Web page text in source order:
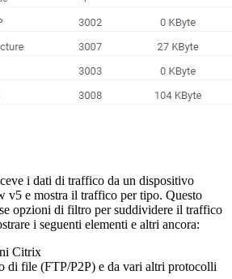
i dati di traffico da un dispositivo
v5 e mostra il traffico per tipo. Questo
opzioni di filtro per suddividere il traffico
i seguenti elementi e altri ancora:
Citrix
di file (FTP/P2P) e da vari altri protocolli